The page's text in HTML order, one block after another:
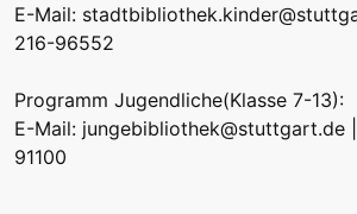
E-Mail:
216-96552
Programm Jugendliche(Klasse 7-13):
E-Mail: jungebibliothek@stuttgart.de
91100